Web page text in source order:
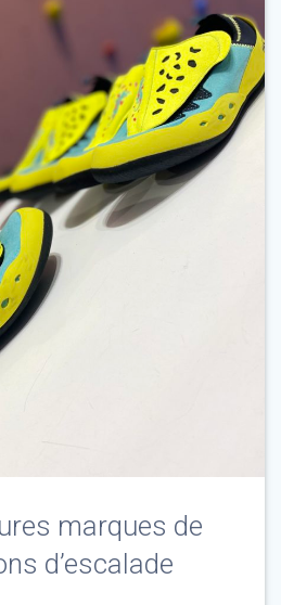
marques de
d’escalade